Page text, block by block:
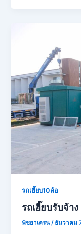
รถเฮี๊ยบ10ล้อ
รถเฮี๊ยบรับจ้า
พิชยาเครน/ ธันวาคม